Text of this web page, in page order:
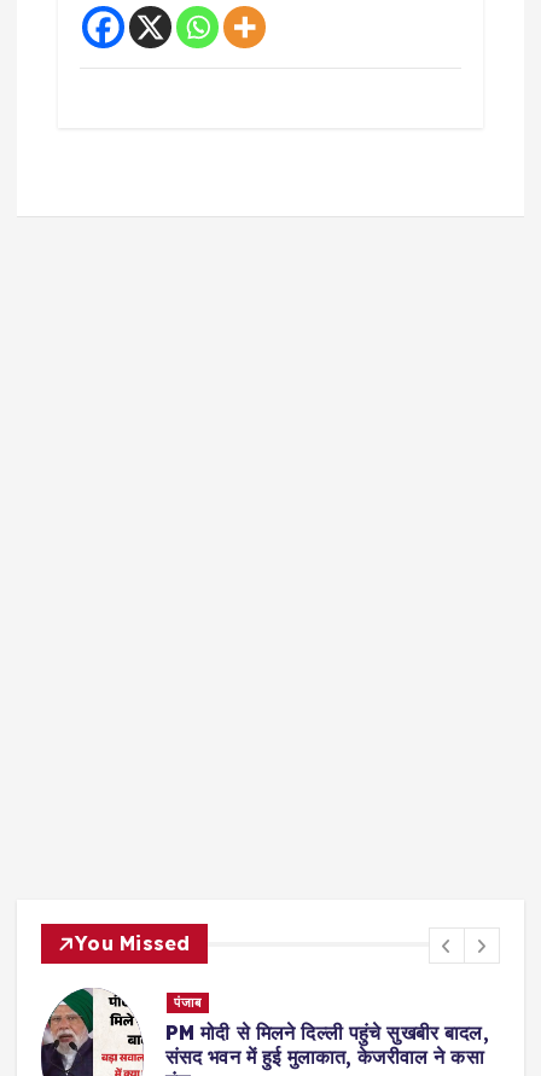
You Missed
दिल्ली पहुंचे सुखबीर बादल,
केजरीवाल ने कसा
BJP नेता को नशीला
आपत्तिजनक वीडियो,